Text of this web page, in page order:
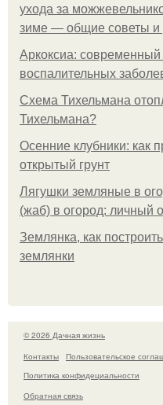
ухода за
зиме — общие советы и
Аркоксиа:
воспалительных
Схема Тихельмана
Тихельмана?
Осенние клубники: как
открытый грунт
Лягушки земляные в
(жаб) в огород: личный
Землянка, как
землянки
© 2026 Дачная жизнь
Контакты
Пользовательское
Политика конфидециальности
Обратная связь